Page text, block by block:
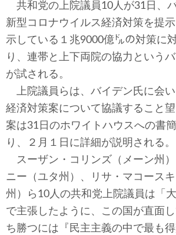
ビル・ガーツ
東アジア
東京発
共和党の上院議員10人が31日、
新型コロナウイルス経済対策を提
示している１兆9000億㌦の対策に
り、連帯と上下両院の協力という
が試される。
上院議員らは、バイデン氏に会
経済対策案について協議すること
案は31日のホワイトハウスへの書
り、２月１日に詳細が説明される。
スーザン・コリンズ（メーン州
ニー（ユタ州）、リサ・マコース
州）ら10人の共和党上院議員は「
で主張したように、この国が直面
ち勝つには『民主主義の中で最も